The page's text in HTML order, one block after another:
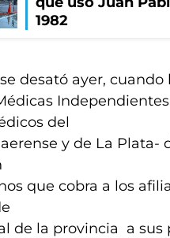
1982
desató ayer,
del
y de La
que cobra a los
de la provincia a sus